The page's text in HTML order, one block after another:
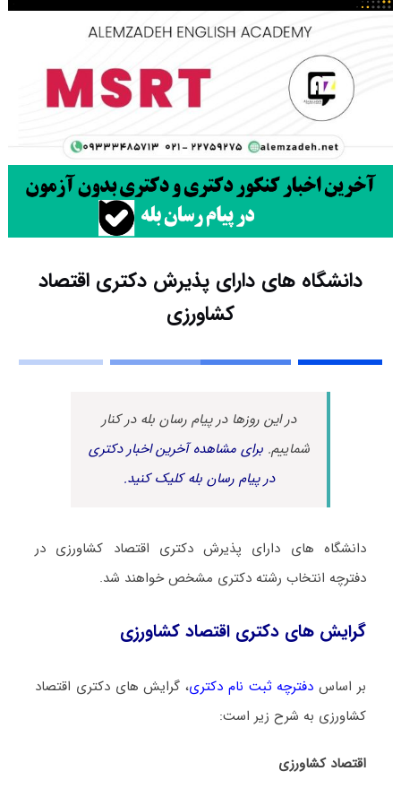
دانشگاه های دارای پذیرش دکتری اﻗﺘﺼﺎد
ﻛﺸﺎورزی
در این روزها در پیام رسان بله در کنار
شماییم.برای مشاهده آخرین اخبار دکتری
در پیام رسان بله کلیک کنید.
دانشگاه های دارای پذیرش دکتری اﻗﺘﺼﺎد ﻛﺸﺎورزی در
دفترچه انتخاب رشته دکتری مشخص خواهند شد.
گرایش های دکتری اﻗﺘﺼﺎد ﻛﺸﺎورزی
بر اساس دفترچه ثبت نام دکتری، گرایش های دکتری اﻗﺘﺼﺎد
ﻛﺸﺎورزی به شرح زیر است:
اقتصاد کشاورزی